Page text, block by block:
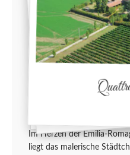
Im Herzen der Emilia-
liegt das malerische